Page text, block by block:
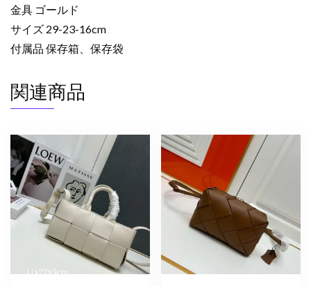
金具 ゴールド
サイズ 29-23-16cm
付属品 保存箱、保存袋
関連商品